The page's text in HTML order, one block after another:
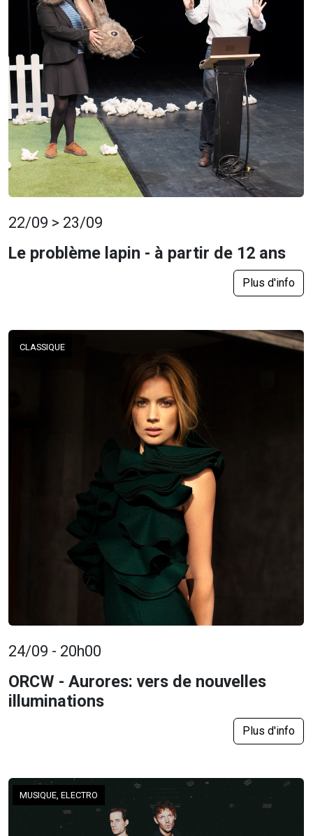
22/09 > 23/09
Le problème lapin - à partir de 12 ans
Plus d'info
CLASSIQUE
24/09 - 20h00
ORCW - Aurores: vers de nouvelles
illuminations
Plus d'info
MUSIQUE, ELECTRO